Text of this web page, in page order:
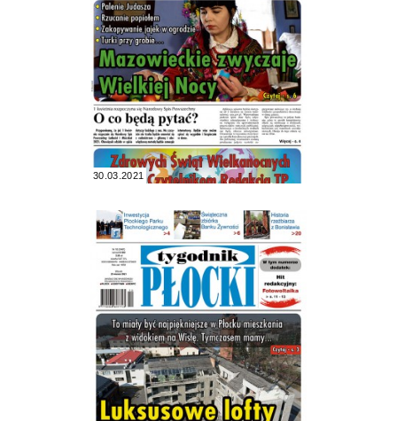
30.03.2021